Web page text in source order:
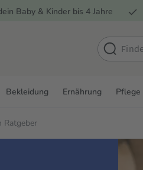
Baby & Kinder bis 4 Jahre
Bekleidung Ernährung Pflege
Ratgeber